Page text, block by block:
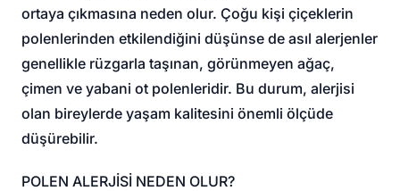
ortaya çıkmasına neden olur. Çoğu kişi çiçeklerin
polenlerinden etkilendiğini düşünse de asıl alerjenler
genellikle rüzgarla taşınan, görünmeyen ağaç,
çimen ve yabani ot polenleridir. Bu durum, alerjisi
olan bireylerde yaşam kalitesini önemli ölçüde
düşürebilir.
POLEN ALERJİSİ NEDEN OLUR?